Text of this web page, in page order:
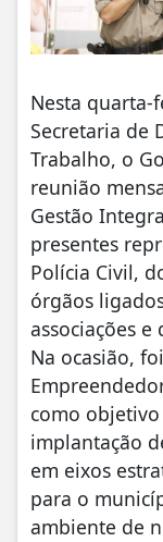
Nesta quarta-
Secretaria de
Trabalho, o
reunião
Gestão
presentes
Polícia Civil,
órgãos
associações
Na ocasião,
como
implantação
em eixos
para o
ambiente de